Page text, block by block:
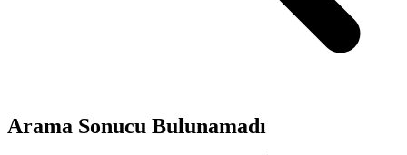
Arama Sonucu Bulunamadı